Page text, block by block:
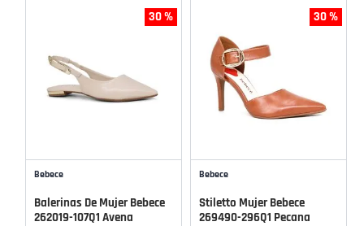
30 %
Bebece
Balerinas De Mujer Bebece
262019-107Q1 Avena
30 %
Bebece
Stiletto Mujer Bebece
269490-296Q1 Pecana